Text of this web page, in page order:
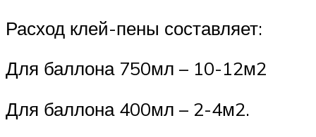
Расход клей-пены составляет:
Для баллона 750мл – 10-12м2
Для баллона 400мл – 2-4м2.